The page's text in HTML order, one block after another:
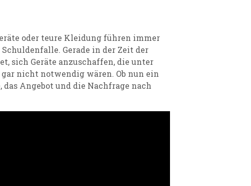
oder teure Kleidung führen immer
Gerade in der Zeit der
sich Geräte anzuschaffen, die unter
nicht notwendig wären. Ob nun ein
Angebot und die Nachfrage nach